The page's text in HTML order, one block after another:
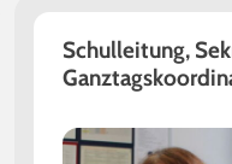
Schulleitung,